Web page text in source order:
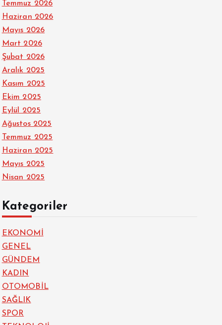
Temmuz 2026
Haziran 2026
Mayıs 2026
Mart 2026
Şubat 2026
Aralık 2025
Kasım 2025
Ekim 2025
Eylül 2025
Ağustos 2025
Temmuz 2025
Haziran 2025
Mayıs 2025
Nisan 2025
Kategoriler
EKONOMİ
GENEL
GÜNDEM
KADIN
OTOMOBİL
SAĞLIK
SPOR